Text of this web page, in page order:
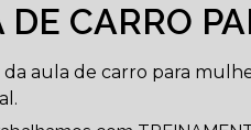
DE CARRO
aula de carro para